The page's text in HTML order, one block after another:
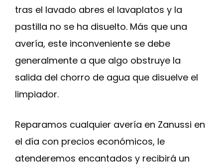
tras el lavado abres el lavaplatos y la
pastilla no se ha disuelto. Más que una
avería, este inconveniente se debe
generalmente a que algo obstruye la
salida del chorro de agua que disuelve el
limpiador.
Reparamos cualquier avería en Zanussi en
el día con precios económicos, le
atenderemos encantados y recibirá un